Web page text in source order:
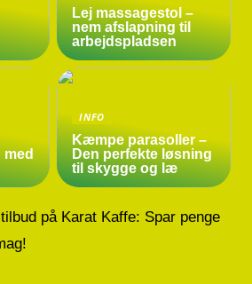
Lej massagestol –
nem afslapning til
arbejdspladsen
INFO
Kæmpe parasoller –
Den perfekte løsning
til skygge og læ
på Karat Kaffe: Spar penge